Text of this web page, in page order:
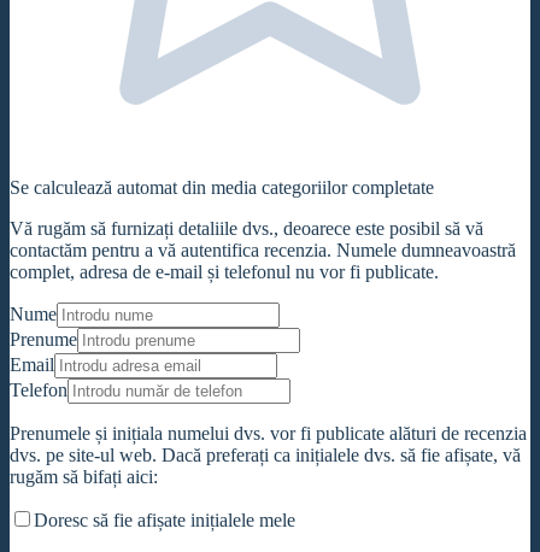
Se calculează automat din media categoriilor completate
Vă rugăm să furnizați detaliile dvs., deoarece este posibil să vă
contactăm pentru a vă autentifica recenzia. Numele dumneavoastră
complet, adresa de e-mail și telefonul nu vor fi publicate.
Nume
Prenume
Email
Telefon
Prenumele și inițiala numelui dvs. vor fi publicate alături de recenzia
dvs. pe site-ul web. Dacă preferați ca inițialele dvs. să fie afișate, vă
rugăm să bifați aici:
Doresc să fie afișate inițialele mele